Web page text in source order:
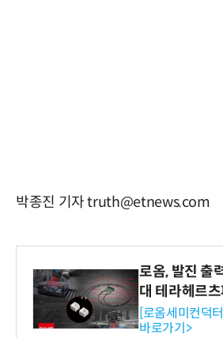
박종진 기자 truth@etnews.com
로옴, 발진 출
대 테라헤르츠
스 개발
[로옴세미컨덕
바로가기>